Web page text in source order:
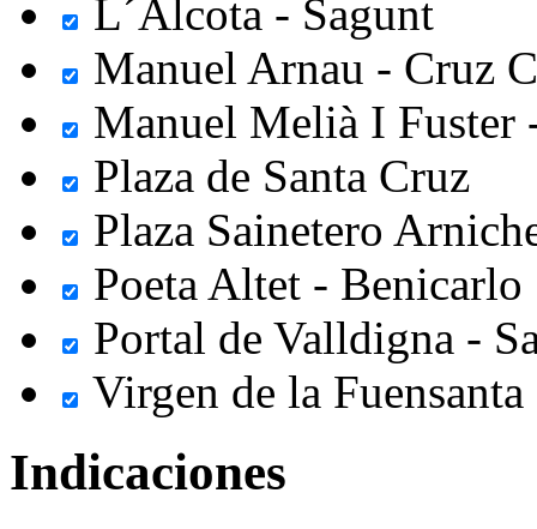
L´Alcota - Sagunt
Manuel Arnau - Cruz
Manuel Melià I Fuster
Plaza de Santa Cruz
Plaza Sainetero
Poeta Altet - Benicarlo
Portal de Valldigna -
Virgen de la Fuensanta
Indicaciones